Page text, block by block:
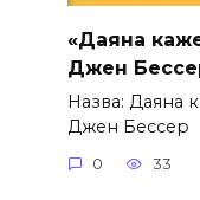
«Даяна
Джен
Назва: Даяна
Джен Бессер
0 33